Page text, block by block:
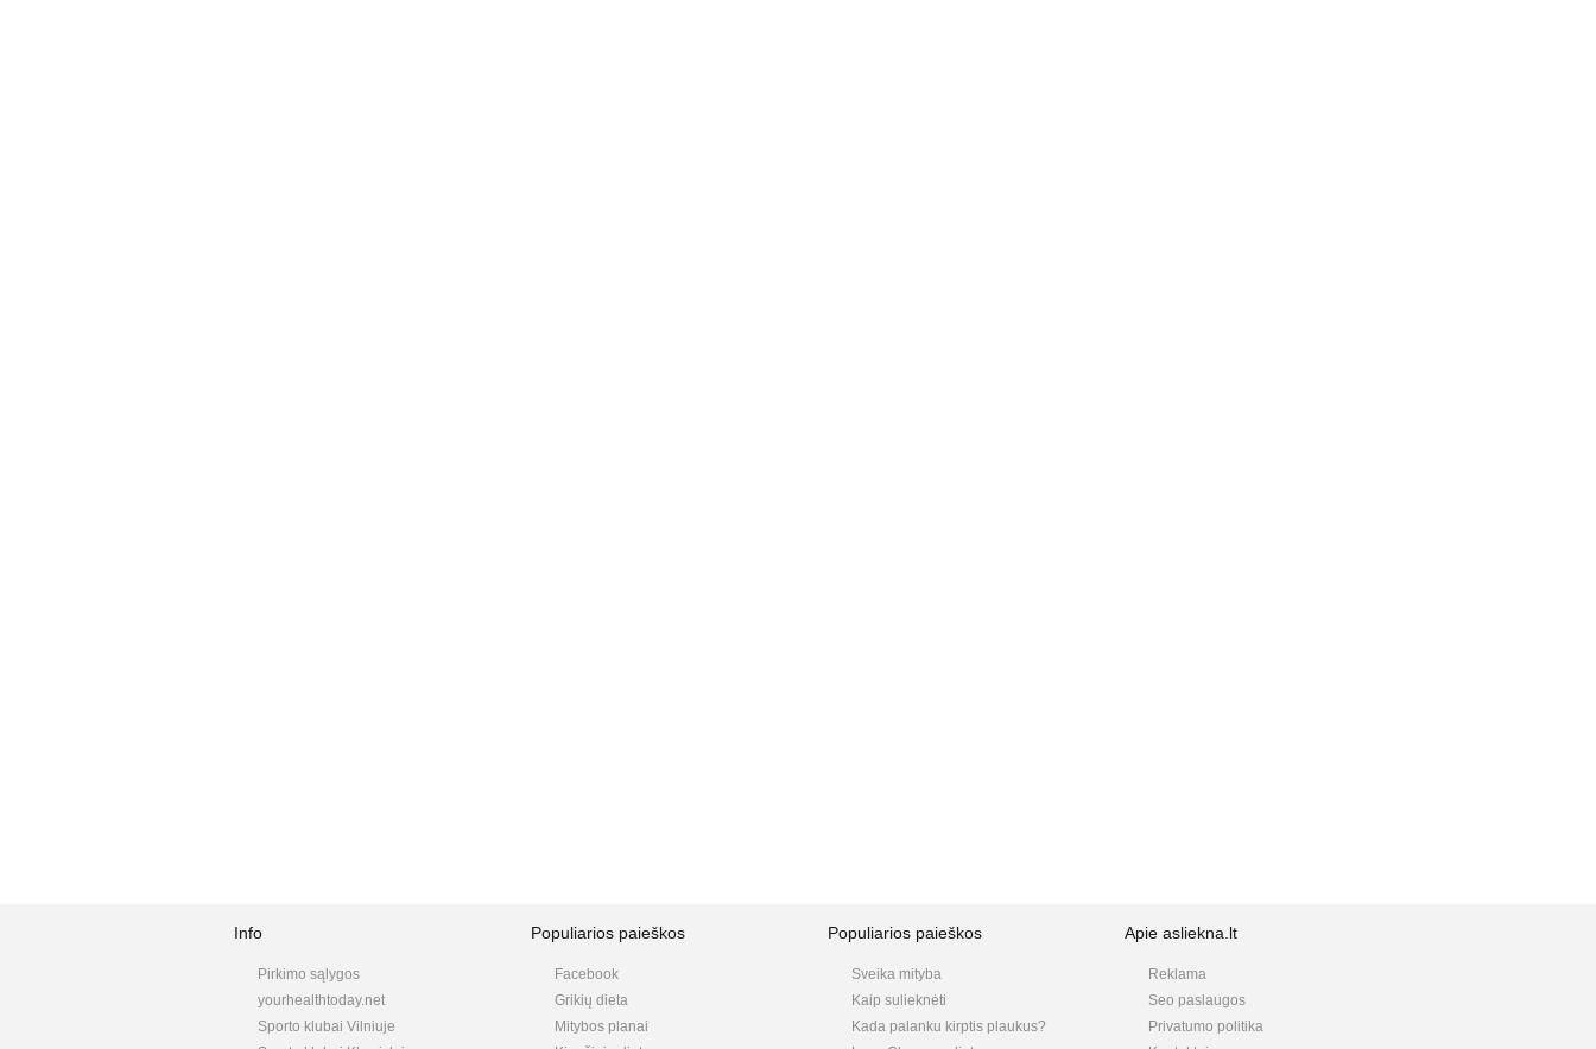
Info
Pirkimo sąlygos
yourhealthtoday.net
Sporto klubai Vilniuje
Populiarios paieškos
Facebook
Grikių dieta
Mitybos planai
Populiarios paieškos
Sveika mityba
Kaip sulieknėti
Kada palanku kirptis plaukus?
Apie asliekna.lt
Reklama
Seo paslaugos
Privatumo politika